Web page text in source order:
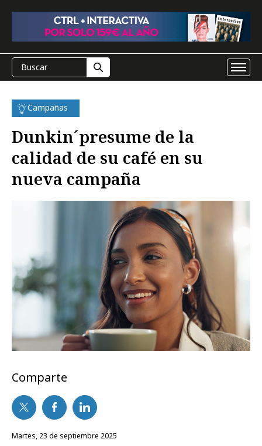
Campañas
Dunkin´presume de la
calidad de su café en su
nueva campaña
Comparte
martes, 23 de septiembre 2025